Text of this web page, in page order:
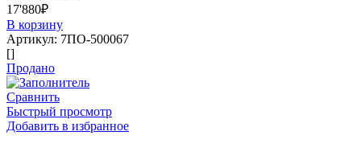
17'880₽
В корзину
Артикул: 7ПО-500067
[]
Продано
Сравнить
Быстрый просмотр
Добавить в избранное